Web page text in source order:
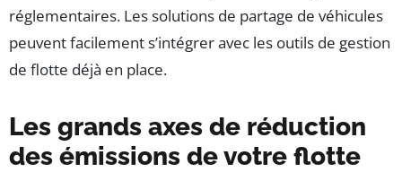
réglementaires. Les solutions de partage de véhicules
peuvent facilement s’intégrer avec les outils de gestion
de flotte déjà en place.
Les grands axes de réduction
des émissions de votre flotte